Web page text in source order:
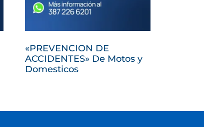
«PREVENCION DE
ACCIDENTES» De Motos y
Domesticos